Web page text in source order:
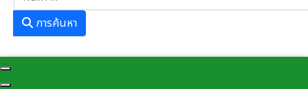
การค้นหา